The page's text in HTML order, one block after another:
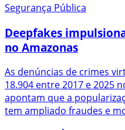
Segurança Pública
Deepfakes
no Amazonas
As denúncias de crimes
18.904 entre 2017 e 2025
apontam que a
tem ampliado fraudes e